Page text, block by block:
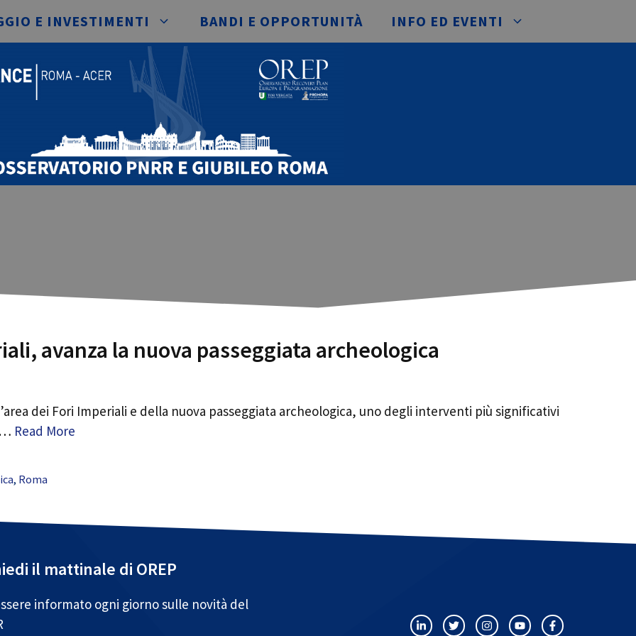
E INVESTIMENTI BANDI E OPPORTUNITÀ INFO ED EVENTI
avanza la nuova passeggiata archeologica
dei Fori Imperiali e della nuova passeggiata archeologica, uno degli interventi più significativi
… Read More
, Roma
il mattinale di OREP
informato ogni giorno sulle novità del